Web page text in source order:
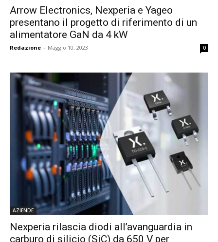
Arrow Electronics, Nexperia e Yageo
presentano il progetto di riferimento di un
alimentatore GaN da 4 kW
Redazione - Maggio 10, 2023 0
AZIENDE
Nexperia rilascia diodi all’avanguardia in
carburo di silicio (SiC) da 650 V per